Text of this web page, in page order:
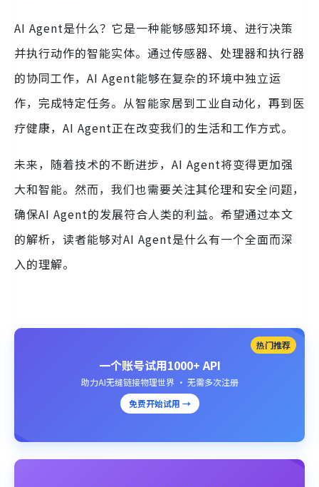
AI Agent是什么？它是一种能够感知环境、进行决策
并执行动作的智能实体。通过传感器、处理器和执行器
的协同工作，AI Agent能够在复杂的环境中独立运
作，完成特定任务。从智能家居到工业自动化，再到医
疗健康，AI Agent正在改变我们的生活和工作方式。
未来，随着技术的不断进步，AI Agent将变得更加强
大和智能。然而，我们也需要关注其伦理和安全问题，
确保AI Agent的发展符合人类的利益。希望通过本文
的解析，读者能够对AI Agent是什么有一个全面而深
入的理解。
热门推荐
一个账号试用1000+ API
助力AI无缝链接物理世界 · 无需多次注册
免费开始试用 →